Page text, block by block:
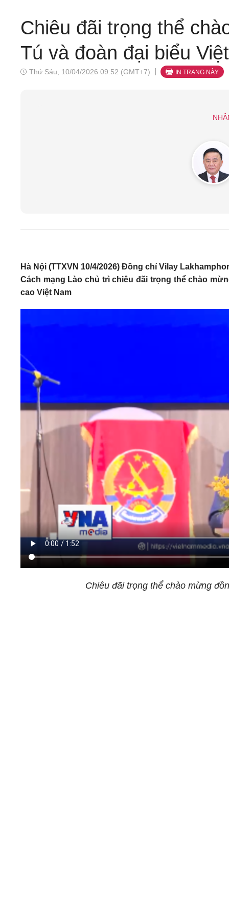
Chiêu đãi trọng thể
Tú và đoàn đại biểu
Thứ Sáu, 10/04/2026 09:52 (GMT+7) IN TRANG NÀY
Hà Nội (TTXVN 10/4/2026) Đồng chí Vilay
Cách mạng Lào chủ trì chiêu đãi trọng thể chào
cao Việt Nam
Chiêu đãi trọng thể chào mừng